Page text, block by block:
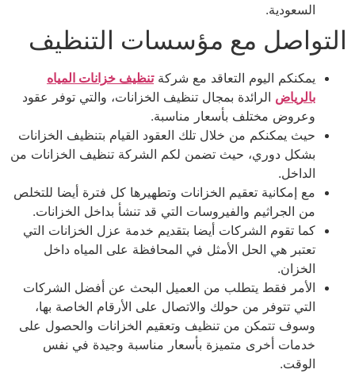
السعودية.
التواصل مع مؤسسات التنظيف
يمكنكم اليوم التعاقد مع شركةتنظيف خزانات المياه
بالرياض الرائدة بمجال تنظيف الخزانات، والتي توفر عقود
وعروض مختلف بأسعار مناسبة.
حيث يمكنكم من خلال تلك العقود القيام بتنظيف الخزانات
بشكل دوري، حيث تضمن لكم الشركة تنظيف الخزانات من
الداخل.
مع إمكانية تعقيم الخزانات وتطهيرها كل فترة أيضا للتخلص
من الجراثيم والفيروسات التي قد تنشأ بداخل الخزانات.
كما تقوم الشركات أيضا بتقديم خدمة عزل الخزانات التي
تعتبر هي الحل الأمثل في المحافظة على المياه داخل
الخزان.
الأمر فقط يتطلب من العميل البحث عن أفضل الشركات
التي تتوفر من حولك والاتصال على الأرقام الخاصة بها،
وسوف تتمكن من تنظيف وتعقيم الخزانات والحصول على
خدمات أخرى متميزة بأسعار مناسبة وجيدة في نفس
الوقت.